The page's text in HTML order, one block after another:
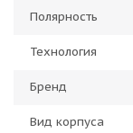
Полярность
Технология
Бренд
Вид корпуса